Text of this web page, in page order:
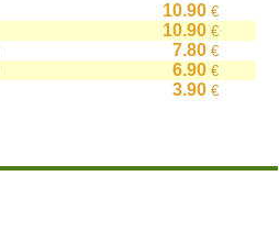
10.90€
10.90€
7.80€
6.90€
3.90€